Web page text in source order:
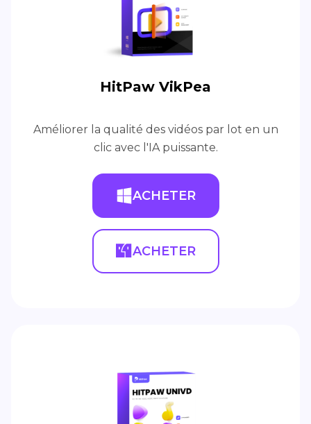
HitPaw VikPea
Améliorer la qualité des vidéos par lot en un
clic avec l'IA puissante.
ACHETER
ACHETER